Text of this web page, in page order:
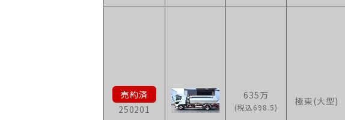
250201
635万
(税込698.5)
極東(大型)